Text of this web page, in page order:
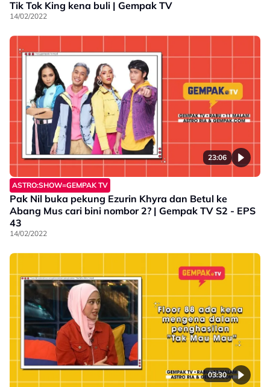
Tik Tok King kena buli | Gempak TV
14/02/2022
23:06
ASTRO:SHOW=GEMPAK TV
Pak Nil buka pekung Ezurin Khyra dan Betul ke
Abang Mus cari bini nombor 2? | Gempak TV S2 - EPS
43
14/02/2022
03:30